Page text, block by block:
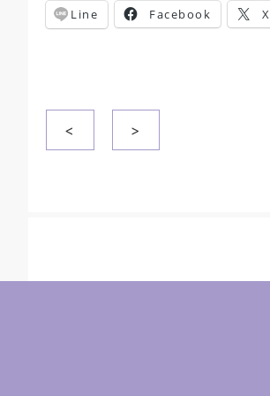
Line Facebook X
稿
シ
< >